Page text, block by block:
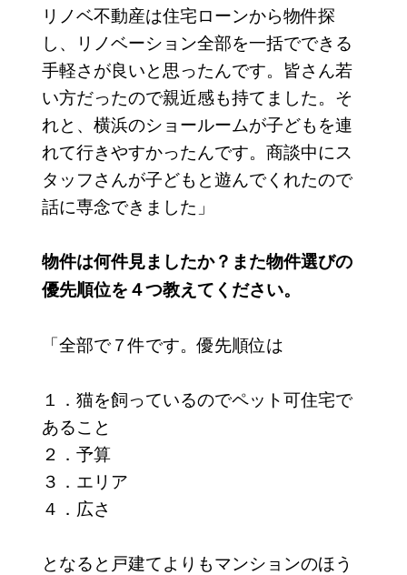
リノベ不動産は住宅ローンから物件探
し、リノベーション全部を一括でできる
手軽さが良いと思ったんです。皆さん若
い方だったので親近感も持てました。そ
れと、横浜のショールームが子どもを連
れて行きやすかったんです。商談中にス
タッフさんが子どもと遊んでくれたので
話に専念できました」
物件は何件見ましたか？また物件選びの
優先順位を４つ教えてください。
「全部で７件です。優先順位は
１．猫を飼っているのでペット可住宅で
あること
２．予算
３．エリア
４．広さ
となると戸建てよりもマンションのほう